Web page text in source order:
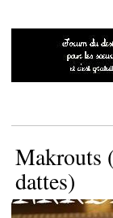
Makrouts
dattes)